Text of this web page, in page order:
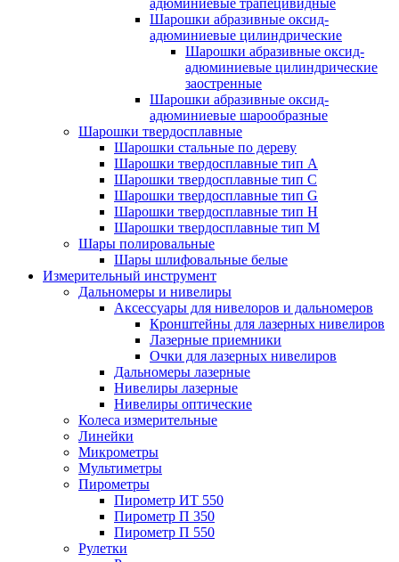
адюминиевые трапецивидные
Шарошки абразивные оксид-
адюминиевые цилиндрические
Шарошки абразивные оксид-
адюминиевые цилиндрические
заостренные
Шарошки абразивные оксид-
адюминиевые шарообразные
Шарошки твердосплавные
Шарошки стальные по дереву
Шарошки твердосплавные тип A
Шарошки твердосплавные тип C
Шарошки твердосплавные тип G
Шарошки твердосплавные тип H
Шарошки твердосплавные тип M
Шары полировальные
Шары шлифовальные белые
Измерительный инструмент
Дальномеры и нивелиры
Аксессуары для нивелоров и дальномеров
Кронштейны для лазерных нивелиров
Лазерные приемники
Очки для лазерных нивелиров
Дальномеры лазерные
Нивелиры лазерные
Нивелиры оптические
Колеса измерительные
Линейки
Микрометры
Мультиметры
Пирометры
Пирометр ИТ 550
Пирометр П 350
Пирометр П 550
Рулетки